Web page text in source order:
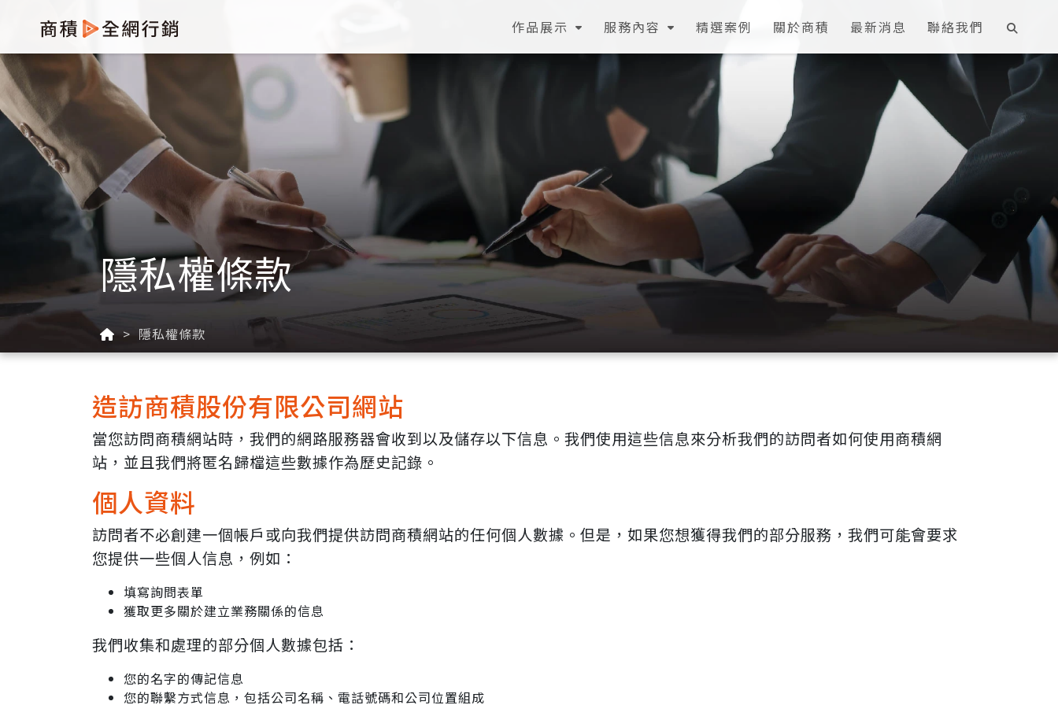
作品展示 服務內容 精選案例 關於商積 最新消息 聯絡我們
隱私權條款
隱私權條款
造訪商積股份有限公司網站
當您訪問商積網站時，我們的網路服務器會收到以及儲存以下信息。我們使用這些信息來分析我們的訪問者如何使用商積網
站，並且我們將匿名歸檔這些數據作為歷史記錄。
個人資料
訪問者不必創建一個帳戶或向我們提供訪問商積網站的任何個人數據。但是，如果您想獲得我們的部分服務，我們可能會要求
您提供一些個人信息，例如：
填寫詢問表單
獲取更多關於建立業務關係的信息
我們收集和處理的部分個人數據包括：
您的名字的傳記信息
您的聯繫方式信息，包括公司名稱、電話號碼和公司位置組成